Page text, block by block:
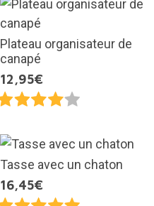
Plateau organisateur de
canapé
12,95€
Tasse avec un chaton
16,45€